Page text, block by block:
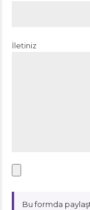
İletiniz
Bu formda